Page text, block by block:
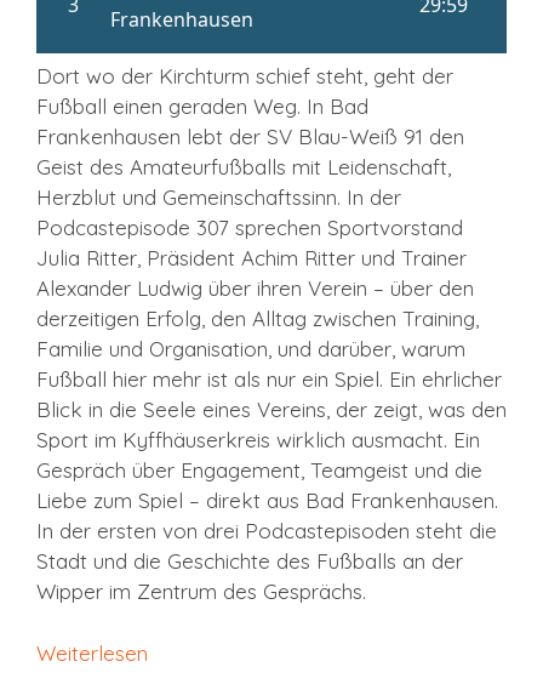
Dort wo der Kirchturm schief steht, geht der
Fußball einen geraden Weg. In Bad
Frankenhausen lebt der SV Blau-Weiß 91 den
Geist des Amateurfußballs mit Leidenschaft,
Herzblut und Gemeinschaftssinn. In der
Podcastepisode 307 sprechen Sportvorstand
Julia Ritter, Präsident Achim Ritter und Trainer
Alexander Ludwig über ihren Verein – über den
derzeitigen Erfolg, den Alltag zwischen Training,
Familie und Organisation, und darüber, warum
Fußball hier mehr ist als nur ein Spiel. Ein ehrlicher
Blick in die Seele eines Vereins, der zeigt, was den
Sport im Kyffhäuserkreis wirklich ausmacht. Ein
Gespräch über Engagement, Teamgeist und die
Liebe zum Spiel – direkt aus Bad Frankenhausen.
In der ersten von drei Podcastepisoden steht die
Stadt und die Geschichte des Fußballs an der
Wipper im Zentrum des Gesprächs.
Weiterlesen